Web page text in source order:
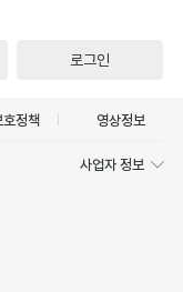
로그인
정책 영상정보
사업자 정보